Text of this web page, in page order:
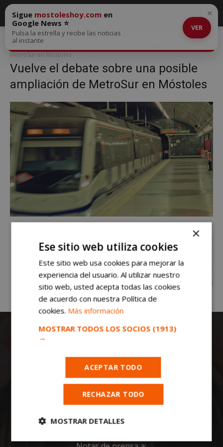
Inicio
Vuelve el debate sobre una posible ampliación de MetroSur en
Móstoles
MetroSur en Móstoles
Vuelve el debate sobre una posible
ampliación de MetroSur en Móstoles
Sigue mostoleshoy.com en
Google News ⭐
Pulsa la estrella y recibe las noticias
al instante
VER
×
Todas las noticias de Móstoles en
mostoleshoy.com. Mantente informado de
toda la actualidad, noticias, eventos, ocio y
deportes de tu ciudad. ¡Síguenos!
×
Ese sitio web utiliza cookies
Este sitio web usa cookies para mejorar la
experiencia del usuario. Al utilizar nuestro
sitio web, usted acepta todas las cookies
de acuerdo con nuestra Política de
cookies. Más información
MOSTRAR TODOS LOS SOCIOS (1913)
→
ACEPTAR TODO
RECHAZAR TODO
MOSTRAR DETALLES
Cookies
Cookies de